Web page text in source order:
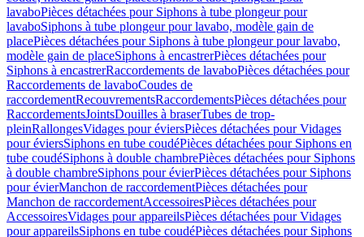
lavaboPièces détachées pour Siphons à tube plongeur pour
lavaboSiphons à tube plongeur pour lavabo, modèle gain de
placePièces détachées pour Siphons à tube plongeur pour lavabo,
modèle gain de placeSiphons à encastrerPièces détachées pour
Siphons à encastrerRaccordements de lavaboPièces détachées pour
Raccordements de lavaboCoudes de
raccordementRecouvrementsRaccordementsPièces détachées pour
RaccordementsJointsDouilles à braserTubes de trop-
pleinRallongesVidages pour éviersPièces détachées pour Vidages
pour éviersSiphons en tube coudéPièces détachées pour Siphons en
tube coudéSiphons à double chambrePièces détachées pour Siphons
à double chambreSiphons pour évierPièces détachées pour Siphons
pour évierManchon de raccordementPièces détachées pour
Manchon de raccordementAccessoiresPièces détachées pour
AccessoiresVidages pour appareilsPièces détachées pour Vidages
pour appareilsSiphons en tube coudéPièces détachées pour Siphons